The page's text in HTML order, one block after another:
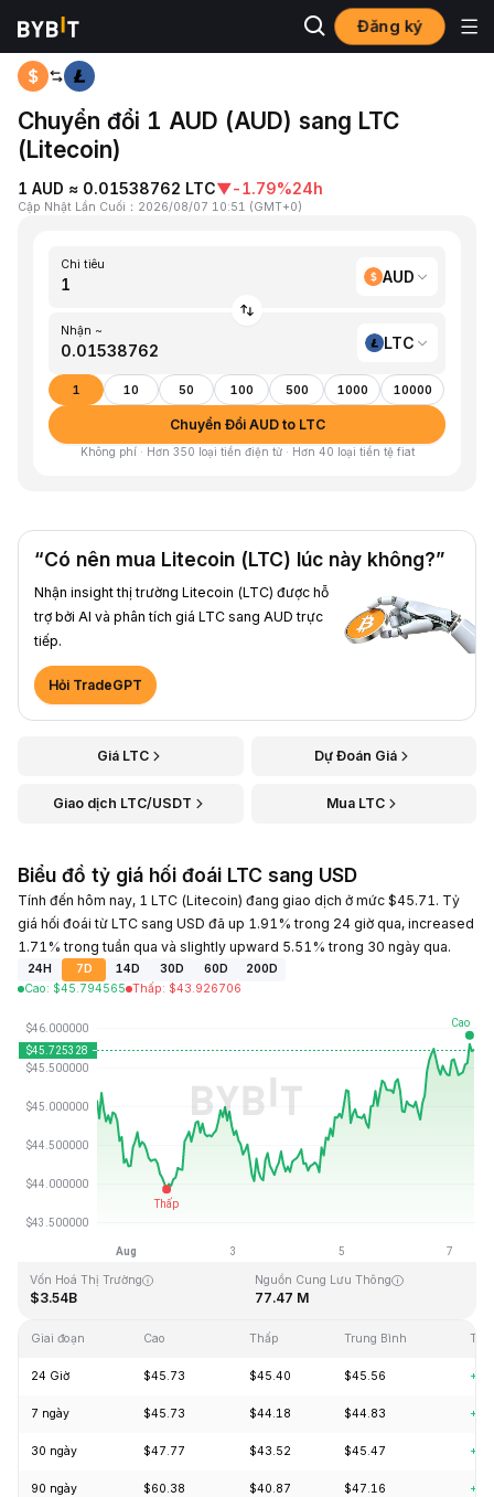
Đăng ký
Trang chủ
Chuyển đổi 1 AUD (AUD) sang LTC
(Litecoin)
1 AUD ≈ 0.01538762 LTC▼-1.79%24h
Cập Nhật Lần Cuối ： 2026/08/07 10:51 (GMT+0)
Chi tiêu
AUD
Nhận ~
LTC
1 10 50 100 500 1000 10000
Chuyển Đổi AUD to LTC
Không phí · Hơn 350 loại tiền điện tử · Hơn 40 loại tiền tệ fiat
“Có nên mua Litecoin (LTC) lúc này không?”
Nhận insight thị trường Litecoin (LTC) được hỗ
trợ bởi AI và phân tích giá LTC sang AUD trực
tiếp.
Hỏi TradeGPT
Giá LTC Dự Đoán Giá
Giao dịch LTC/USDT Mua LTC
Biểu đồ tỷ giá hối đoái LTC sang USD
Tính đến hôm nay, 1 LTC (Litecoin) đang giao dịch ở mức $45.71. Tỷ
giá hối đoái từ LTC sang USD đã up 1.91% trong 24 giờ qua, increased
1.71% trong tuần qua và slightly upward 5.51% trong 30 ngày qua.
24H 7D 14D 30D 60D
200D
Cao: $45.794565 Thấp: $43.926706
Cập Nhật Lần Cuối: 2026-08-07, 10:51 GMT+0
Mức cao nhất mọi thời đại
Vốn Hoá Thị Trường
$3.54B
Nguồn Cung Lưu Thông
77.47 M
Giai đoạn Cao Thấp Trung Bình
24 Giờ $45.73 $45.40 $45.56
7 ngày $45.73 $44.18 $44.83
30 ngày $47.77 $43.52 $45.47
90 ngày $60.38 $40.87 $47.16